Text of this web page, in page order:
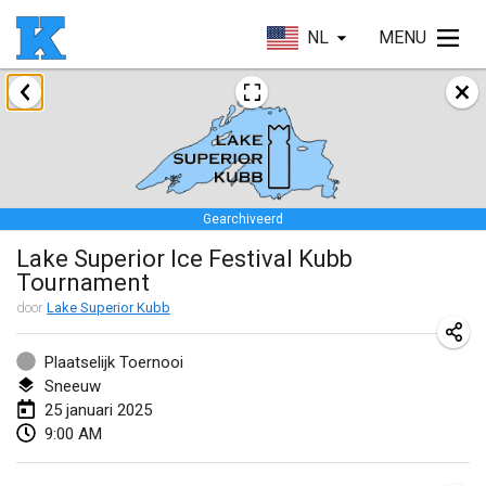
NL MENU
Gearchiveerd
Lake Superior Ice Festival Kubb
Tournament
door Lake Superior Kubb
Plaatselijk Toernooi
Sneeuw
25 januari 2025
9:00 AM
januari 2025
Skuffle for the Shovel
18 jan. 2025| Verenigde Staten
Lake Superior Ice Festival Kubb Tournament
25 jan. 2025|Verenigde Staten
Winterkubb
26 jan. 2025|België
maart 2025
Kubbtornooi De Rode Lantaarn
15 mrt. 2025|België